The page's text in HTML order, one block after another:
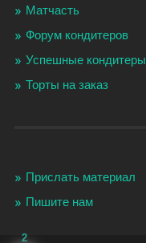
Матчасть
Форум кондитеров
Успешные кондитеры
Торты на заказ
Прислать материал
Пишите нам
2